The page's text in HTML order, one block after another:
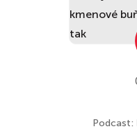
Podcast: